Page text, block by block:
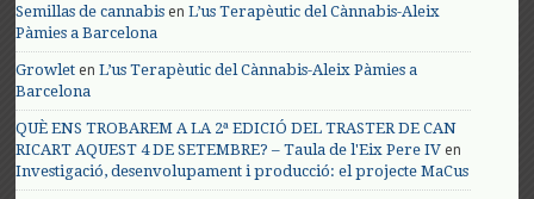
Semillas de cannabis enL’us Terapèutic del Cànnabis-Aleix
Pàmies a Barcelona
Growlet enL’us Terapèutic del Cànnabis-Aleix Pàmies a
Barcelona
QUÈ ENS TROBAREM A LA 2ª EDICIÓ DEL TRASTER DE CAN
RICART AQUEST 4 DE SETEMBRE? – Taula de l'Eix Pere IV en
Investigació, desenvolupament i producció: el projecte MaCus